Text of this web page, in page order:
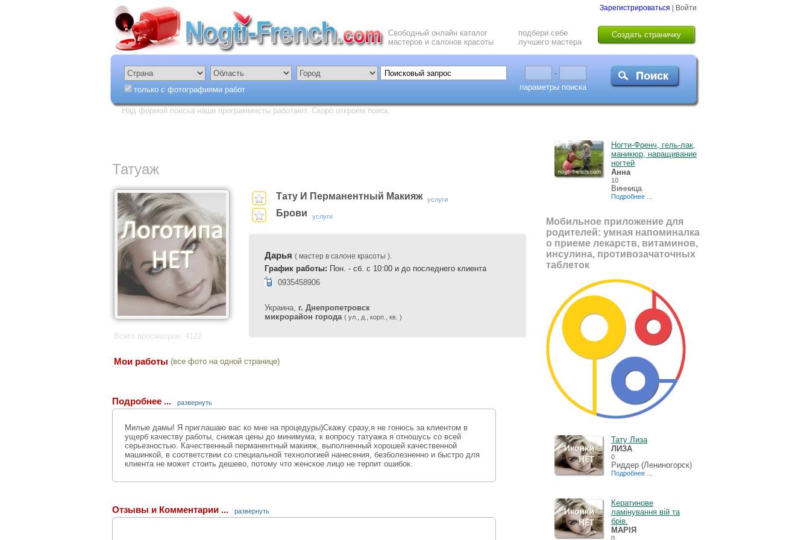
Зарегистрироваться Войти
Свободный онлайн каталог
мастеров и салонов красоты
подбери себе
лучшего мастера
Создать страничку
-
только с фотографиями работ
параметры поиска
Над формой поиска наши программисты работают. Скоро откроем поиск.
Татуаж
Всего просмотров: 4122
Тату И Перманентный Макияж услуги
Брови услуги
Дарья ( мастер в салоне красоты ).
График работы: Пон. - сб. с 10:00 и до последнего клиента
0935458906
Украина, г. Днепропетровск
микрорайон города ( ул., д., корп., кв. )
Мои работы (все фото на одной странице)
Подробнее ... развернуть
Милые дамы! Я приглашаю вас ко мне на процедуры)Скажу сразу,я не гонюсь за клиентом в
ущерб качеству работы, снижая цены до минимума, к вопросу татуажа я отношусь со всей
серьезностью. Качественный перманентный макияж, выполненный хорошей качественной
машинкой, в соответствии со специальной технологией нанесения, безболезненно и быстро для
клиента не может стоить дешево, потому что женское лицо не терпит ошибок.
выйти ненакрашенной на улицу, все равно что показаться на людях голышом. А уж о том, каких
усилий стоит поддерживать красоту в самых неподходящих для этого условиях, и говорить не
Отзывы и Комментарии ... развернуть
Ногти-Френч, гель-лак,
маникюр, наращивание
ногтей
Анна
10
Винница
Подробнее ...
Мобильное приложение для
родителей: умная напоминалка
о приеме лекарств, витаминов,
инсулина, противозачаточных
таблеток
Тату Лиза
ЛИЗА
0
Риддер (Лениногорск)
Подробнее ...
Кератинове
ламінування вій та
брів.
МАРІЯ
0